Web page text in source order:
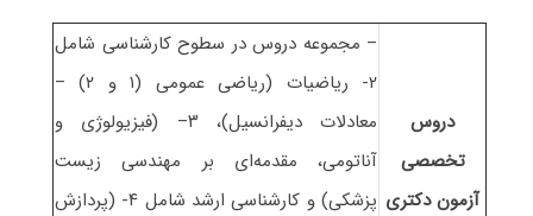
دروس
تخصصی
آزمون دکتری
– مجموعه دروس در سطوح کارشناسی شامل
۲- ریاضیات (ریاضی عمومی (۱ و ۲) –
معادلات دیفرانسیل)، ۳– (فیزیولوژی و
آناتومی، مقدمه‌ای بر مهندسی زیست
پزشکی) و کارشناسی ارشد شامل ۴- (پردازش